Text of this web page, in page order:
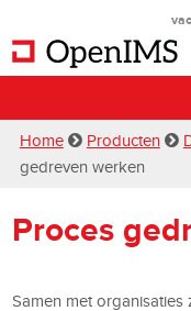
Home Producten
gedreven werken
Proces
Samen met organisaties